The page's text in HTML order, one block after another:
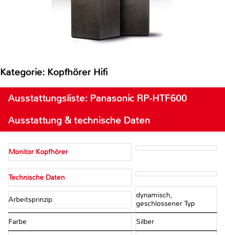
Kategorie: Kopfhörer Hifi
Ausstattungsliste: Panasonic RP-HTF600
Ausstattung & technische Daten
Monitor Kopfhörer
Technische Daten
Arbeitsprinzip
dynamisch,
geschlossener Typ
Farbe Silber